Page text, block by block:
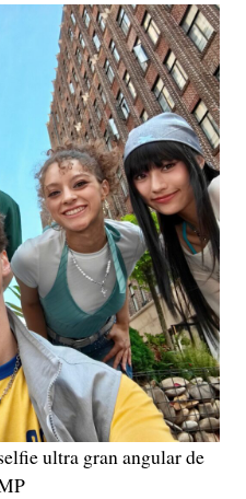
ultra gran angular de